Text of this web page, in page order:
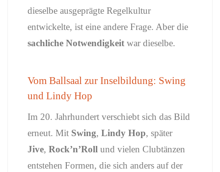
dieselbe ausgeprägte Regelkultur
entwickelte, ist eine andere Frage. Aber die
sachliche Notwendigkeit war dieselbe.
Vom Ballsaal zur Inselbildung: Swing
und Lindy Hop
Im 20. Jahrhundert verschiebt sich das Bild
erneut. Mit Swing, Lindy Hop, später
Jive, Rock’n’Roll und vielen Clubtänzen
entstehen Formen, die sich anders aufder